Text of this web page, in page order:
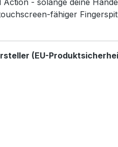
Action - solange deine
fähiger
(EU-